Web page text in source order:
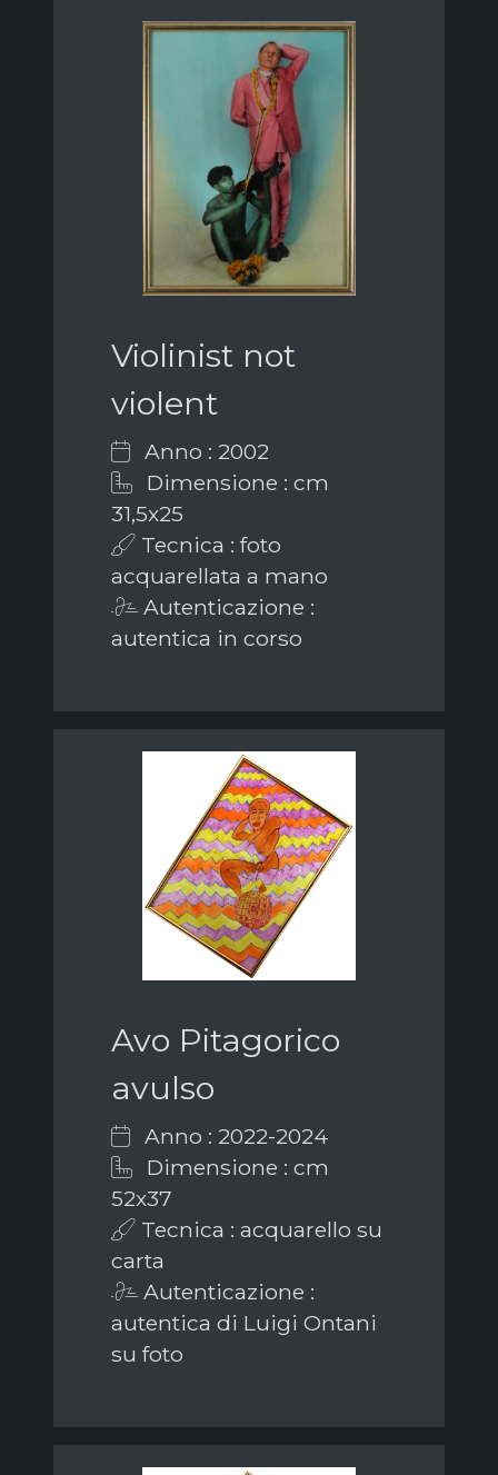
Violinist not
violent
Anno : 2002
Dimensione : cm
31,5x25
Tecnica : foto
acquarellata a mano
Autenticazione :
autentica in corso
Avo Pitagorico
avulso
Anno : 2022-2024
Dimensione : cm
52x37
Tecnica : acquarello su
carta
Autenticazione :
autentica di Luigi Ontani
su foto